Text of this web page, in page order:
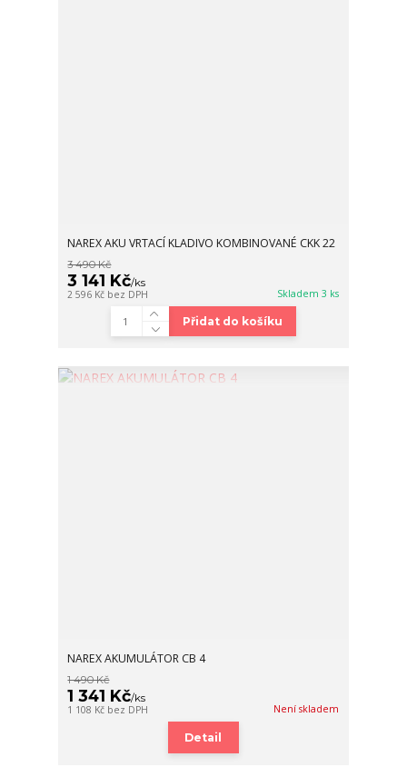
NAREX AKU VRTACÍ KLADIVO KOMBINOVANÉ CKK 22
3 490 Kč
3 141 Kč/ks
2 596 Kč bez DPH Skladem 3 ks
Přidat do košíku
NAREX AKUMULÁTOR CB 4
1 490 Kč
1 341 Kč/ks
1 108 Kč bez DPH Není skladem
Detail